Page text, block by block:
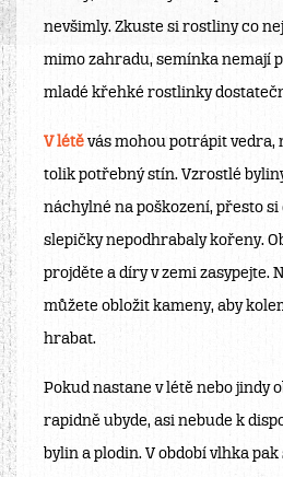
nevšimly. Zkuste si rostliny co
mimo zahradu, semínka nemají
mladé křehké rostlinky
V létě vás mohou potrápit vedra,
tolik potřebný stín. Vzrostlé
náchylné na poškození, přesto si
slepičky nepodhrabaly kořeny.
projděte a díry v zemi zasypejte.
můžete obložit kameny, aby
hrabat.
Pokud nastane v létě nebo jindy
rapidně ubyde, asi nebude k
bylin a plodin. V období vlhka